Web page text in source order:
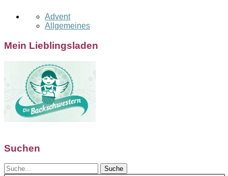
Advent
Allgemeines
Mein Lieblingsladen
Suchen